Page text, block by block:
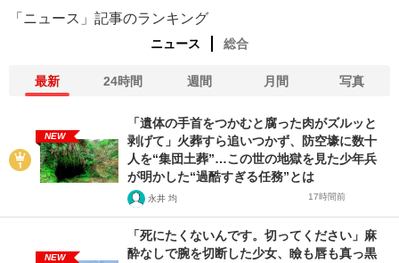
「ニュース」記事のランキング
ニュース 総合
最新 24時間 週間 月間 写真
NEW
「遺体の手首をつかむと腐った肉がズルッと
剥げて」火葬すら追いつかず、防空壕に数十
人を“集団土葬”…この世の地獄を見た少年兵
が明かした“過酷すぎる任務”とは
永井 均 17時間前
NEW
「死にたくないんです。切ってください」麻
酔なしで腕を切断した少女、瞼も唇も真っ黒